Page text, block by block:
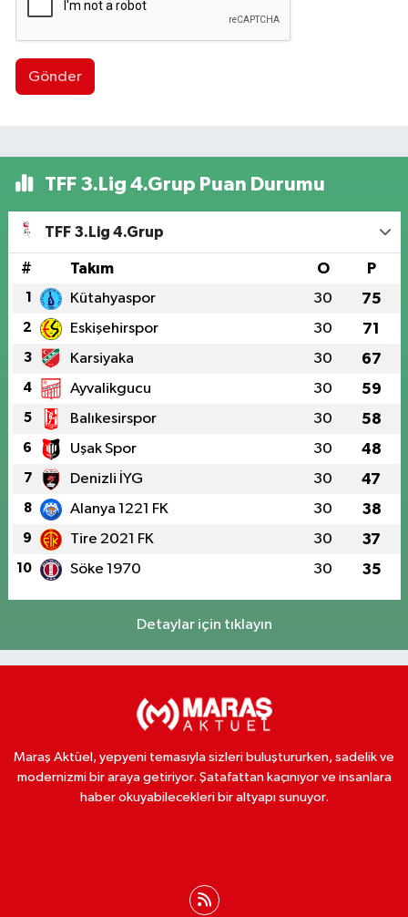
Gönder
TFF 3.Lig 4.Grup Puan Durumu
TFF 3.Lig 4.Grup
# Takım O P
1 Kütahyaspor 30 75
2 Eskişehirspor 30 71
3 Karsiyaka 30 67
4 Ayvalikgucu 30 59
5 Balıkesirspor 30 58
6 Uşak Spor 30 48
7 Denizli İYG 30 47
8 Alanya 1221 FK 30 38
9 Tire 2021 FK 30 37
10 Söke 1970 30 35
Detaylar için tıklayın
Maraş Aktüel, yepyeni temasıyla sizleri buluştururken, sadelik ve
modernizmi bir araya getiriyor. Şatafattan kaçınıyor ve insanlara
haber okuyabilecekleri bir altyapı sunuyor.